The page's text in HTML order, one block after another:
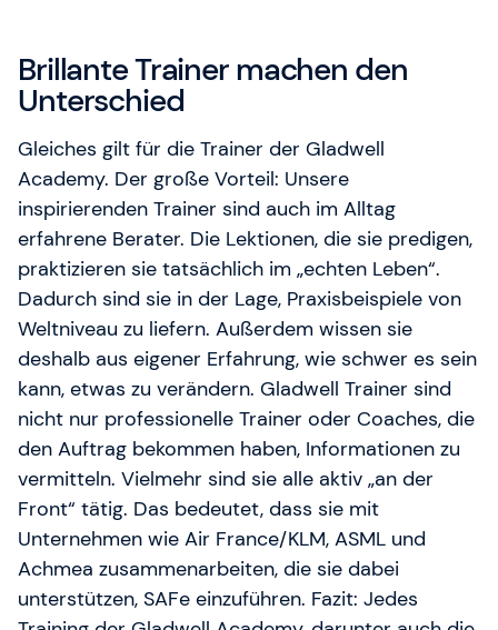
Brillante Trainer machen den
Unterschied
Gleiches gilt für die Trainer der Gladwell
Academy. Der große Vorteil: Unsere
inspirierenden Trainer sind auch im Alltag
erfahrene Berater. Die Lektionen, die sie predigen,
praktizieren sie tatsächlich im „echten Leben“.
Dadurch sind sie in der Lage, Praxisbeispiele von
Weltniveau zu liefern. Außerdem wissen sie
deshalb aus eigener Erfahrung, wie schwer es sein
kann, etwas zu verändern. Gladwell Trainer sind
nicht nur professionelle Trainer oder Coaches, die
den Auftrag bekommen haben, Informationen zu
vermitteln. Vielmehr sind sie alle aktiv „an der
Front“ tätig. Das bedeutet, dass sie mit
Unternehmen wie Air France/KLM, ASML und
Achmea zusammenarbeiten, die sie dabei
unterstützen, SAFe einzuführen. Fazit: Jedes